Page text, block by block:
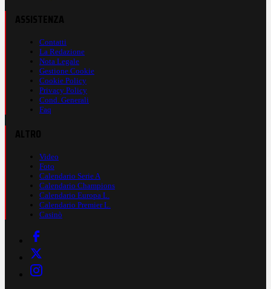
Contatti
La Redazione
Nota Legale
Gestione Cookie
Cookie Policy
Privacy Policy
Cond. Generali
Faq
Video
Foto
Calendario Serie A
Calendario Champions
Calendario Europa L.
Calendario Premier L.
Casinò